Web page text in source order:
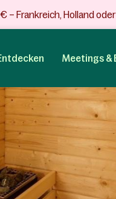
– Frankreich, Holland
Meetings &